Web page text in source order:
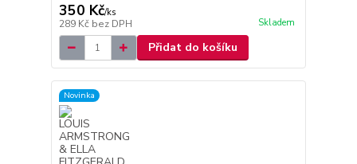
350 Kč/ks
289 Kč bez DPH Skladem
Přidat do košíku
Novinka